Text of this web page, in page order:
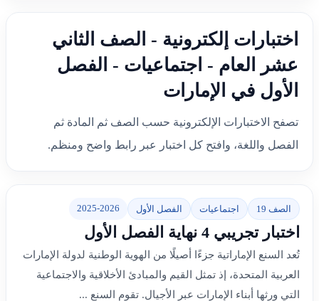
اختبارات إلكترونية - الصف الثاني
عشر العام - اجتماعيات - الفصل
الأول في الإمارات
تصفح الاختبارات الإلكترونية حسب الصف ثم المادة ثم
الفصل واللغة، وافتح كل اختبار عبر رابط واضح ومنظم.
الصف 19 اجتماعيات الفصل الأول 2025-2026
اختبار تجريبي 4 نهاية الفصل الأول
تُعد السنع الإماراتية جزءًا أصيلًا من الهوية الوطنية لدولة الإمارات
العربية المتحدة، إذ تمثل القيم والمبادئ الأخلاقية والاجتماعية
التي ورثها أبناء الإمارات عبر الأجيال. تقوم السنع ...